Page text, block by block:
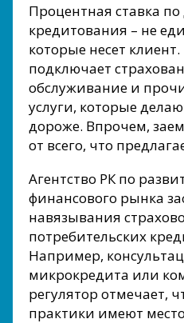
Процентная ставка по
кредитования – не
которые несет
подключает
обслуживание и
услуги, которые
дороже. Впрочем,
от всего, что
Агентство РК по
финансового рынка
навязывания
потребительских
Например,
микрокредита или
регулятор отмечает,
практики имеют